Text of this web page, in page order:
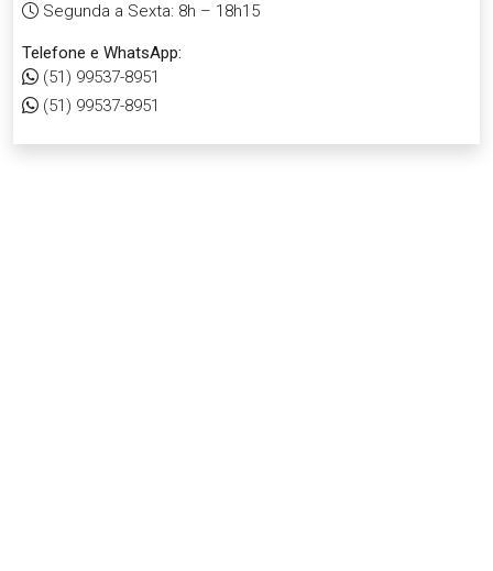
Segunda a Sexta: 8h – 18h15
Telefone e WhatsApp:
(51) 99537-8951
(51) 99537-8951